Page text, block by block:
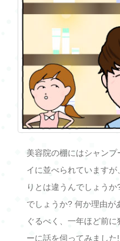
美容院の棚にはシャン
イに並べられています
りとは違うんでしょう
でしょうか? 何か理由が
ぐるべく、一年ほど前
ーに話を伺ってみまし